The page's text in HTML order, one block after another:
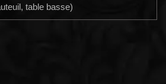
table basse)